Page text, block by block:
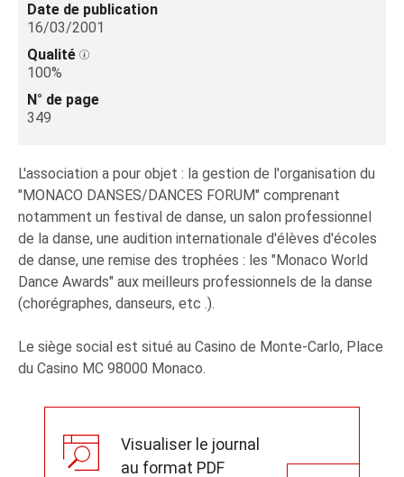
Date de publication
16/03/2001
Qualité
100%
N° de page
349
L'association a pour objet : la gestion de l'organisation du
"MONACO DANSES/DANCES FORUM" comprenant
notamment un festival de danse, un salon professionnel
de la danse, une audition internationale d'élèves d'écoles
de danse, une remise des trophées : les "Monaco World
Dance Awards" aux meilleurs professionnels de la danse
(chorégraphes, danseurs, etc .).
Le siège social est situé au Casino de Monte-Carlo, Place
du Casino MC 98000 Monaco.
Visualiser le journal
au format PDF